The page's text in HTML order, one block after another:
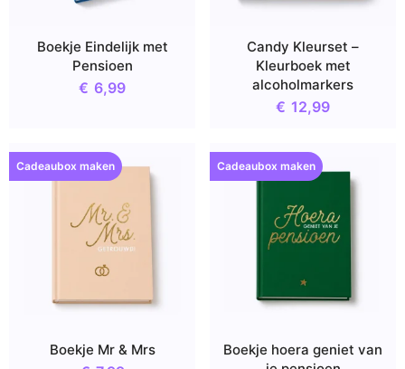
Boekje Eindelijk met
Pensioen
€ 6,99
Candy Kleurset –
Kleurboek met
alcoholmarkers
€ 12,99
Cadeaubox maken
Boekje Mr & Mrs
Cadeaubox maken
Boekje hoera geniet van